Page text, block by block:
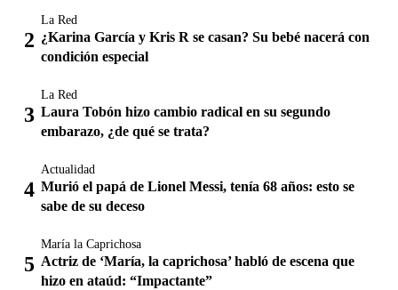
La Red
¿Karina García y Kris R se casan? Su bebé nacerá con
condición especial
La Red
Laura Tobón hizo cambio radical en su segundo
embarazo, ¿de qué se trata?
Actualidad
Murió el papá de Lionel Messi, tenía 68 años: esto se
sabe de su deceso
María la Caprichosa
Actriz de ‘María, la caprichosa’ habló de escena que
hizo en ataúd: “Impactante”